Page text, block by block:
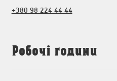
+380 98 224 44 44
Робочі години